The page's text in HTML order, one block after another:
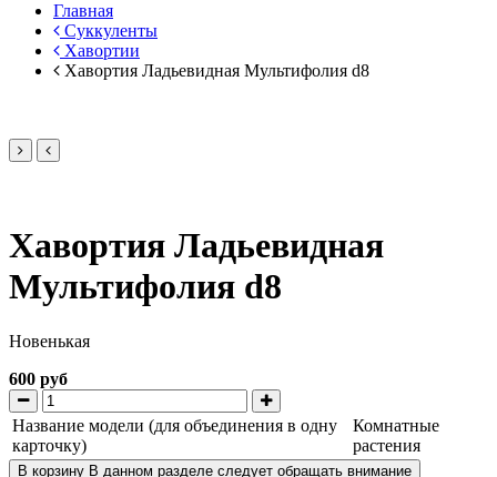
Главная
Суккуленты
Хавортии
Хавортия Ладьевидная Мультифолия d8
Хавортия Ладьевидная
Мультифолия d8
Новенькая
600 руб
Название модели (для объединения в одну
карточку)
Комнатные
растения
В корзину В данном разделе следует обращать внимание